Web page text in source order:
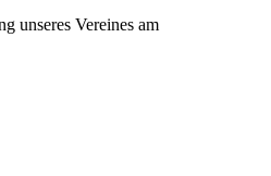
unseres Vereines am